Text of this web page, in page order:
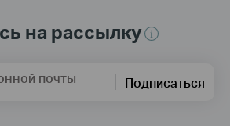
на рассылку
почты Подписаться